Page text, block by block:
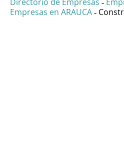
-
Empresas en ARAUCA -